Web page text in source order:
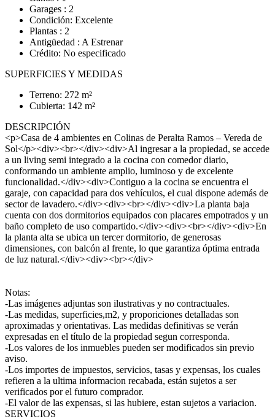
Garages : 2
Condición: Excelente
Plantas : 2
Antigüedad : A Estrenar
Crédito: No especificado
SUPERFICIES Y MEDIDAS
Terreno: 272 m²
Cubierta: 142 m²
DESCRIPCIÓN
<p>Casa de 4 ambientes en Colinas de Peralta Ramos – Vereda de
Sol</p><div><br></div><div>Al ingresar a la propiedad, se accede
a un living semi integrado a la cocina con comedor diario,
conformando un ambiente amplio, luminoso y de excelente
funcionalidad.</div><div>Contiguo a la cocina se encuentra el
garaje, con capacidad para dos vehículos, el cual dispone además de
sector de lavadero.</div><div><br></div><div>La planta baja
cuenta con dos dormitorios equipados con placares empotrados y un
baño completo de uso compartido.</div><div><br></div><div>En
la planta alta se ubica un tercer dormitorio, de generosas
dimensiones, con balcón al frente, lo que garantiza óptima entrada
de luz natural.</div><div><br></div>
Notas:
-Las imágenes adjuntas son ilustrativas y no contractuales.
-Las medidas, superficies,m2, y proporiciones detalladas son
aproximadas y orientativas. Las medidas definitivas se verán
expresadas en el título de la propiedad segun corresponda.
-Los valores de los inmuebles pueden ser modificados sin previo
aviso.
-Los importes de impuestos, servicios, tasas y expensas, los cuales
refieren a la ultima informacion recabada, están sujetos a ser
verificados por el futuro comprador.
-El valor de las expensas, si las hubiere, estan sujetos a variacion.
SERVICIOS